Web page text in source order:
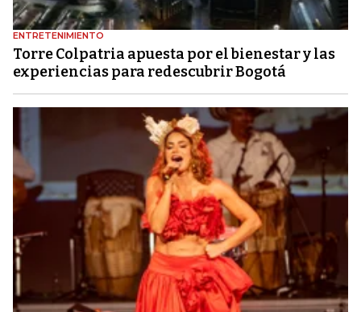
ENTRETENIMIENTO
Torre Colpatria apuesta por el bienestar y las
experiencias para redescubrir Bogotá